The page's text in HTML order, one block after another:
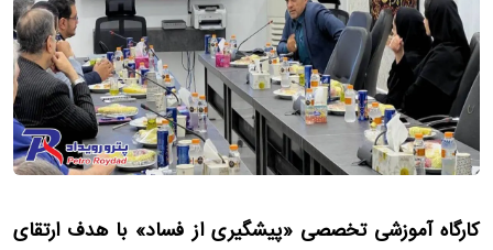
کارگاه آموزشی تخصصی «پیشگیری از فساد» با هدف ارتقای